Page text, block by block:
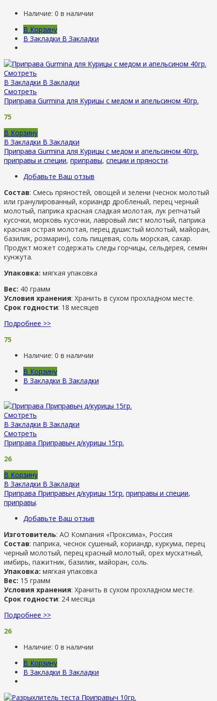
Наличие: 0 в наличии
В Корзину
В Закладки В Закладки
Смотреть
В Закладки В Закладки
Смотреть
Приправа Gurmina для Курицы с медом и апельсином 40гр.
75
В Корзину
В Закладки В Закладки
Приправа Gurmina для Курицы с медом и апельсином 40гр.
приправы и специи, приправы, специи и пряности.
Добавьте Ваш отзыв
Состав: Смесь пряностей, овощей и зелени (чеснок молотый
или гранулированный, кориандр дробленый, перец черный
молотый, паприка красная сладкая молотая, лук репчатый
кусочки, морковь кусочки, лавровый лист молотый, паприка
красная острая молотая, перец душистый молотый, майоран,
базилик, розмарин), соль пищевая, соль морская, сахар.
Продукт может содержать следы горчицы, сельдерея, семян
кунжута.
Упаковка: мягкая упаковка
Вес: 40 грамм
Условия хранения: Хранить в сухом прохладном месте.
Срок годности: 18 месяцев
Подробнее >>
75
Наличие: 0 в наличии
В Корзину
В Закладки В Закладки
Смотреть
В Закладки В Закладки
Смотреть
Приправа Приправыч д/курицы 15гр.
26
В Корзину
В Закладки В Закладки
Приправа Приправыч д/курицы 15гр. приправы и специи,
приправы.
Добавьте Ваш отзыв
Изготовитель: АО Компания «Проксима», Россия
Состав: паприка, чеснок сушеный, кориандр, куркума, перец
черный молотый, перец красный молотый, орех мускатный,
имбирь, пажитник, базилик, майоран, соль.
Упаковка: мягкая упаковка
Вес: 15 грамм
Условия хранения: Хранить в сухом прохладном месте.
Срок годности: 24 месяца
Подробнее >>
26
Наличие: 0 в наличии
В Корзину
В Закладки В Закладки